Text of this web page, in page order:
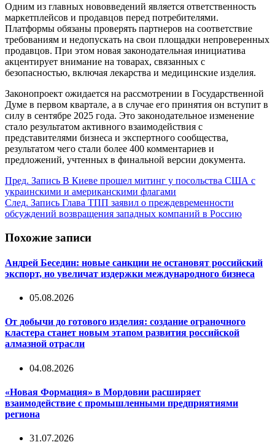
Одним из главных нововведений является ответственность
маркетплейсов и продавцов перед потребителями.
Платформы обязаны проверять партнеров на соответствие
требованиям и недопускать на свои площадки непроверенных
продавцов. При этом новая законодательная инициатива
акцентирует внимание на товарах, связанных с
безопасностью, включая лекарства и медицинские изделия.
Законопроект ожидается на рассмотрении в Государственной
Думе в первом квартале, а в случае его принятия он вступит в
силу в сентябре 2025 года. Это законодательное изменение
стало результатом активного взаимодействия с
представителями бизнеса и экспертного сообщества,
результатом чего стали более 400 комментариев и
предложений, учтенных в финальной версии документа.
Пред. Запись В Киеве прошел митинг у посольства США с
украинскими и американскими флагами
След. Запись Глава ТПП заявил о преждевременности
обсуждений возвращения западных компаний в Россию
Похожие записи
Андрей Беседин: новые санкции не остановят российский
экспорт, но увеличат издержки международного бизнеса
05.08.2026
От добычи до готового изделия: создание ограночного
кластера станет новым этапом развития российской
алмазной отрасли
04.08.2026
«Новая Формация» в Мордовии расширяет
взаимодействие с промышленными предприятиями
региона
31.07.2026